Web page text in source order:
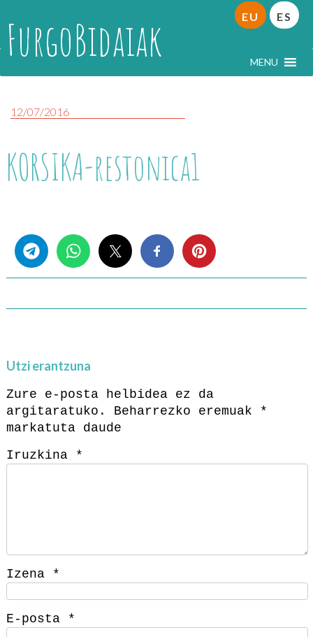
FurgoBidaiak MENU
EU ES
12/07/2016
KORSIKA-restonica1
Utzi erantzuna
Zure e-posta helbidea ez da
argitaratuko.
Beharrezko eremuak
*
markatuta daude
Iruzkina
*
Izena *
E-posta *